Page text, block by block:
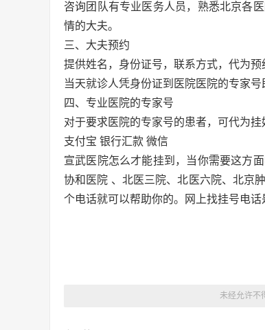
咨询团队有专业医务人员，熟悉北京各
情的大夫。
三、大夫预约
提供姓名，身份证号，联系方式，代为预
当天就诊人凭身份证到医院医院的专家号
四、专业医院的专家号
对于要求医院的专家号的患者，可代为
支付宝 银行汇款 微信
宣武医院怎么才能挂到，当你需要这方
协和医院 、北医三院、北医六院、北京
个电话就可以帮助你的。网上找挂号电
未经允许不